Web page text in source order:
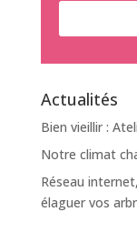
Actualités
Bien vieillir :
Notre climat
Réseau
élaguer vos